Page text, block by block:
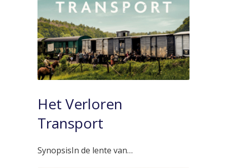
Het Verloren
Transport
SynopsisIn de lente van…